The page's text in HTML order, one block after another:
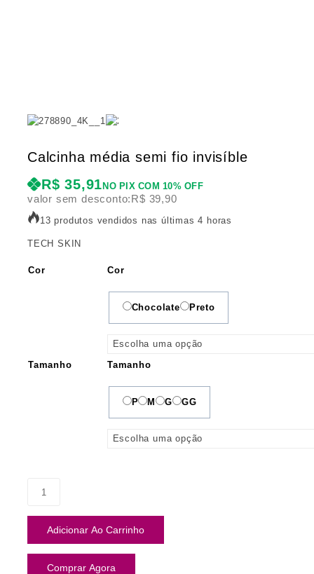
Calcinha média semi fio invisíble
R$ 35,91NO PIX COM 10% OFF
valor sem desconto:R$ 39,90
13 produtos vendidos nas últimas 4 horas
TECH SKIN
Cor Cor
Chocolate Preto
Tamanho Tamanho
P M G GG
Adicionar Ao Carrinho
Comprar Agora